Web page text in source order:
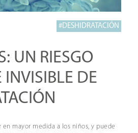
#DESHIDRATACIÓN
UN RIESGO
INVISIBLE DE
en mayor medida a los niños, y puede